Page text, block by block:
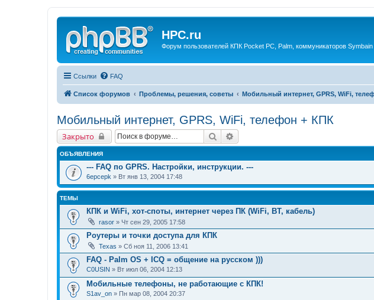
HPC.ru
Форум пользователей КПК Pocket PC, Palm, коммуникаторов
Ссылки FAQ
Список форумов Проблемы, решения, советы Мобильный интернет, GPRS, WiFi,
Мобильный интернет, GPRS, WiFi, телефон + КПК
Закрыто Поиск
ОБЪЯВЛЕНИЯ
--- FAQ по GPRS. Настройки, инструкции. ---
6epcepk » Вт янв 13, 2004 17:48
ТЕМЫ
КПК и WiFi, хот-споты, интернет через ПК (WiFi, BT, кабель)
rasor » Чт сен 29, 2005 17:58
Роутеры и точки доступа для КПК
Texas » Сб ноя 11, 2006 13:41
FAQ - Palm OS + ICQ = общение на русском )))
C0USIN » Вт июл 06, 2004 12:13
Мобильные телефоны, не работающие с КПК!
S1av_on » Пн мар 08, 2004 20:37